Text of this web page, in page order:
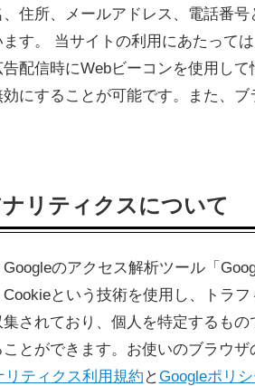
住所、メールアドレス、電話番
す。 当サイトの利用にあたって
配信時にWebビーコンを使用し
にすることが可能です。また、
リティクスについて
のアクセス解析ツール「
Cookieという技術を使用し、トラ
されており、個人を特定するも
とができます。お使いのブラウ
リティクス利用規約 とGoogleポリ